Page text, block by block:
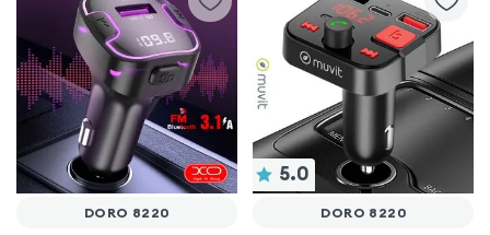
DORO 8220
5.0
DORO 8220